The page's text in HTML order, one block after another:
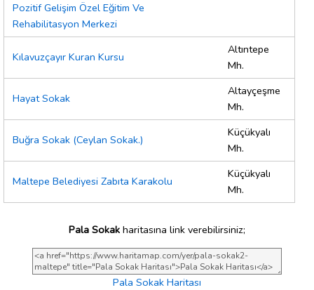
Pozitif Gelişim Özel Eğitim Ve
Rehabilitasyon Merkezi
Kılavuzçayır Kuran Kursu
Altıntepe
Mh.
Hayat Sokak
Altayçeşme
Mh.
Buğra Sokak (Ceylan Sokak.)
Küçükyalı
Mh.
Maltepe Belediyesi Zabıta Karakolu
Küçükyalı
Mh.
Pala Sokak haritasına link verebilirsiniz;
Pala Sokak Haritası